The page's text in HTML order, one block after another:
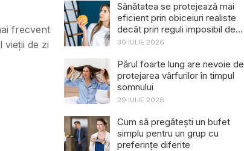
frecvent
vieții de zi
Sănătatea se protejează mai
eficient prin obiceiuri realiste
decât prin reguli imposibil de
menținut
30 IULIE 2026
Părul foarte lung are nevoie de
protejarea vârfurilor în timpul
somnului
29 IULIE 2026
Cum să pregătești un bufet
simplu pentru un grup cu
preferințe diferite